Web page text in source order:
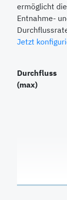
ermöglicht
Entnahme-
Jetzt
Durchfluss
(max)